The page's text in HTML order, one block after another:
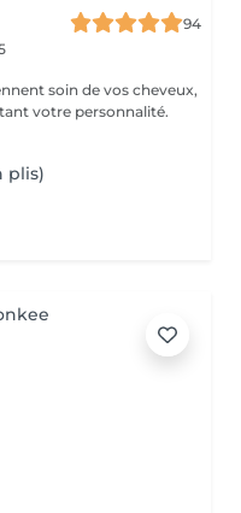
94
soin de vos cheveux,
votre personnalité.
plis)